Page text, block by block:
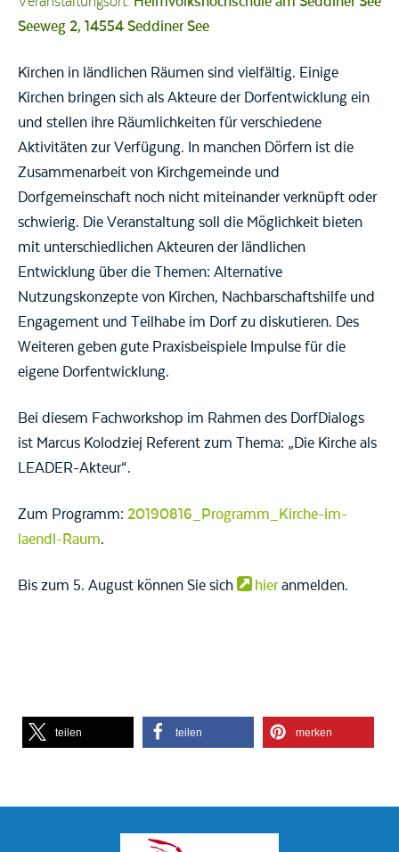
Seeweg 2, 14554 Seddiner See
Kirchen in ländlichen Räumen sind vielfältig. Einige
Kirchen bringen sich als Akteure der Dorfentwicklung ein
und stellen ihre Räumlichkeiten für verschiedene
Aktivitäten zur Verfügung. In manchen Dörfern ist die
Zusammenarbeit von Kirchgemeinde und
Dorfgemeinschaft noch nicht miteinander verknüpft oder
schwierig. Die Veranstaltung soll die Möglichkeit bieten
mit unterschiedlichen Akteuren der ländlichen
Entwicklung über die Themen: Alternative
Nutzungskonzepte von Kirchen, Nachbarschaftshilfe und
Engagement und Teilhabe im Dorf zu diskutieren. Des
Weiteren geben gute Praxisbeispiele Impulse für die
eigene Dorfentwicklung.
Bei diesem Fachworkshop im Rahmen des DorfDialogs
ist Marcus Kolodziej Referent zum Thema: „Die Kirche als
LEADER-Akteur“.
Zum Programm: 20190816_Programm_Kirche-im-
laendl-Raum.
Bis zum 5. August können Sie sich hieranmelden.
teilen teilen merken